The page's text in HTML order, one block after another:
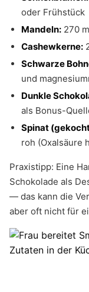
oder Frühstück
Mandeln: 270
Cashewkerne:
Schwarze
und
Dunkle
als Bonus-
Spinat
roh (Oxalsäure
Praxistipp: Eine
Schokolade als
— das kann die
aber oft nicht für